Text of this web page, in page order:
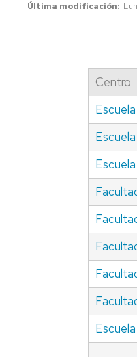
PERSONAL
DIRECCIÓN
SECRETARÍA
Última modificación
Centro